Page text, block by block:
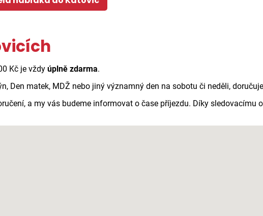
Kč je vždy úplně zdarma.
Den matek, MDŽ nebo jiný významný den na sobotu či neděli,
a my vás budeme informovat o čase příjezdu. Díky sledovacímu